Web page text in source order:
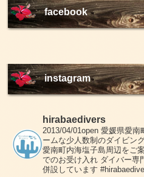
facebook
instagram
hirabaedivers
2013/04/01open 愛媛県愛南
ームな少人数制のダイビン
愛南町内海塩子島周辺をご
でのお受け入れ ダイバー専
併設しています